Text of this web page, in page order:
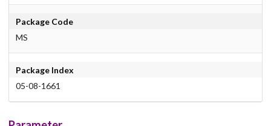
Package Code
MS
Package Index
05-08-1661